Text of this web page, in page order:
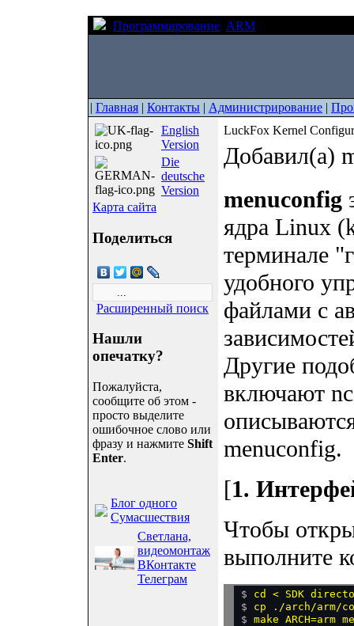
Программирование ARM
| Главная | Контакты | Администрирование |
English
Version
Die
deutsche
Version
Карта сайта
Поделиться
Расширенный поиск
Нашли
опечатку?
Пожалуйста,
сообщите об этом -
просто выделите
ошибочное слово или
фразу и нажмите Shift
Enter.
Блог одного
Сумасшествия
Светлана,
видеомонтаж
ВКонтакте
Телеграм
LuckFox Kernel
Добавил(а)
menuconfig
ядра Linux
терминале
удобного
файлами с
Другие
включают
menuconfig.
[1.
Чтобы
выполните
$ cd < SDK
$ cp ./arch/arm/
$